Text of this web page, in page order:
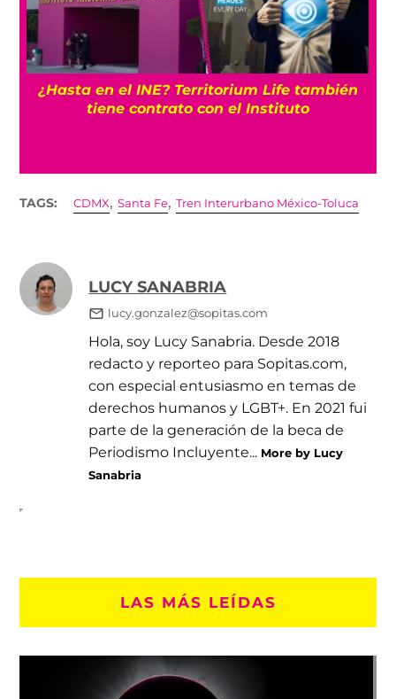
¿Hasta en el INE? Territorium Life también
tiene contrato con el Instituto
TAGS: CDMX,Santa Fe,Tren Interurbano México-Toluca
LUCY SANABRIA
lucy.gonzalez@sopitas.com
Hola, soy Lucy Sanabria. Desde 2018
redacto y reporteo para Sopitas.com,
con especial entusiasmo en temas de
derechos humanos y LGBT+. En 2021 fui
parte de la generación de la beca de
Periodismo Incluyente... More by Lucy
Sanabria
LAS MÁS LEÍDAS